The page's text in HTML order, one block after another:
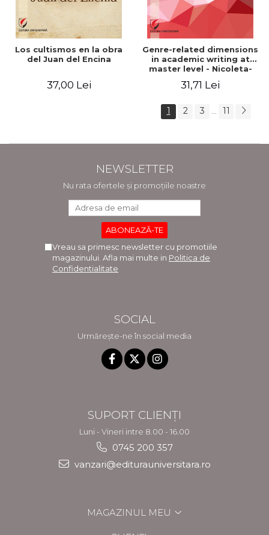
Los cultismos en la obra
del Juan del Encina
37,00 Lei
Genre-related dimensions
in academic writing at
master level - Nicoleta-
31,71 Lei
1 2 3 ... 11
NEWSLETTER
Nu rata ofertele și promoțiile noastre
Vreau sa primesc newsletter cu promotiile
magazinului. Afla mai multe in Politica de
Confidentialitate
SOCIAL
Urmărește-ne în social media
SUPORT CLIENȚI
Luni - Vineri intre 8.00 - 16.00
0745 200 357
vanzari@editurauniversitara.ro
MAGAZINUL MEU